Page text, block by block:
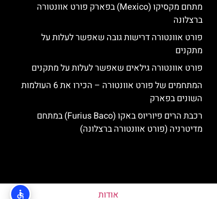
מתחם מקסיקו (Mexico) בפארק פורט אוונטורה
ברצלונה
פורט אוונטורה דרישות גובה שאפשר לעלות על
מתקנים
פורט אוונטורה גילאים שאפשר לעלות על מתקנים
המתחמים של פורט אוונטורה – הכירו את 6 העולמות
השונים בפארק
רכבת הרים פיוריוס באקו (Furius Baco) במתחם
מדיטרניה (פורט אוונטורה ברצלונה)
אודות